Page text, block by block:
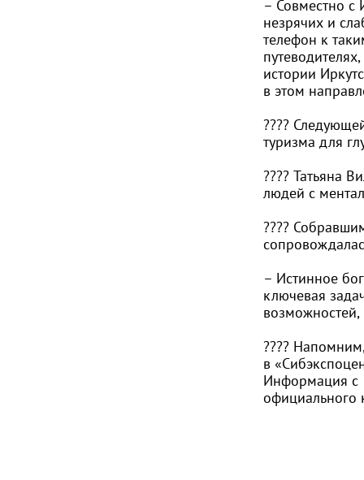
– Совместно с
незрячих и
телефон к
истории
в этом
????
туризма для
???? Татьяна
людей с
????️
– Истинное
ключевая
возможностей,
????
в
Информация с
официального